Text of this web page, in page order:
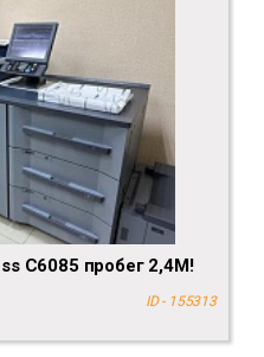
C6085 пробег 2,4М!
ID - 155313